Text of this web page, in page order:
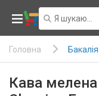
Головна
Кава мелена